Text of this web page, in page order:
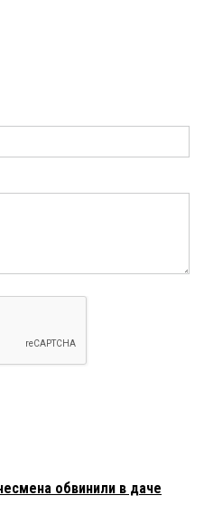
в 14:49:
звонков почти не было,
обвинили в даче